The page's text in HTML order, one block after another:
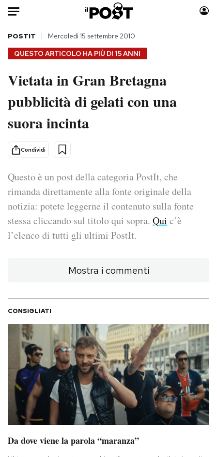
Auto
HOME
Italia
Politica
Tecnologia
Scienza
Economia
Sport
Moda
Consumismi
Altrecose
Mondiali calcio 2026
PODCAST
NEWSLETTER
I MIEI PREFERITI
SHOP
CALENDARIO
AREA PERSONALE
Area Personale
Notifiche mobile
QUESTO ARTICOLO HA PIÙ DI 15 ANNI
POSTIT Mercoledì 15 settembre 2010
Vietata in Gran Bretagna
pubblicità di gelati con una
suora incinta
Condividi
Questo è un post della categoria PostIt, che
rimanda direttamente alla fonte originale della
notizia: potete leggerne il contenuto sulla fonte
stessa cliccando sul titolo qui sopra. Qui c’è
l’elenco di tutti gli ultimi PostIt.
Mostra i commenti
CONSIGLIATI
Da dove viene la parola “maranza”